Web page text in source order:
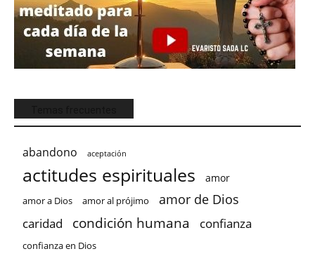
abandono aceptación
actitudes espirituales amor
amor a Dios amor al prójimo amor de Dios
caridad condición humana confianza
confianza en Dios